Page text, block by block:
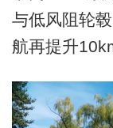
与低风阻轮
航再提升